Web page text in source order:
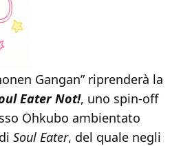
Gangan” riprenderà la
Eater Not!, uno spin-off
Ohkubo ambientato
Soul Eater, del quale negli